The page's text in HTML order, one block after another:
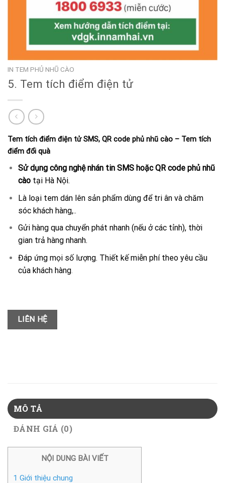
IN TEM PHỦ NHŨ CÀO
5. Tem tích điểm điện tử
Tem tích điểm điện tử SMS, QR code phủ nhũ cào – Tem tích
điểm đổi quà
Sử dụng công nghệ nhán tin SMS hoặc QR code phủ nhũ
càotại Hà Nội.
Là loại tem dán lên sản phẩm dùng để tri ân và chăm
sóc khách hàng,..
Gửi hàng qua chuyển phát nhanh (nếu ở các tỉnh), thời
gian trả hàng nhanh.
Đáp ứng mọi số lượng. Thiết kế miễn phí theo yêu cầu
của khách hàng.
LIÊN HỆ
MÔ TẢ
ĐÁNH GIÁ (0)
NỘI DUNG BÀI VIẾT
1 Giới thiệu chung